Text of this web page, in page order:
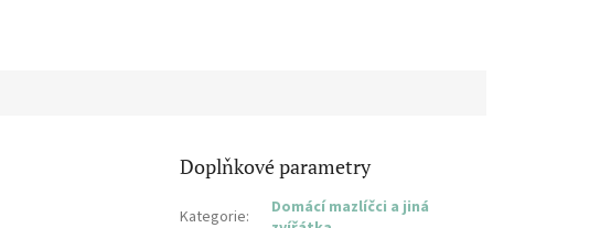
Doplňkové parametry
Kategorie:
Domácí mazlíčci a jiná